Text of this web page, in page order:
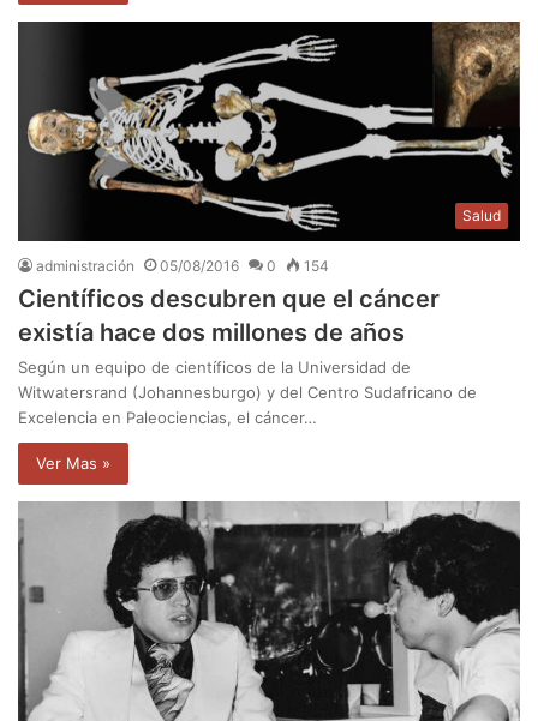
Salud
administración 05/08/2016 0 154
Científicos descubren que el cáncer
existía hace dos millones de años
Según un equipo de científicos de la Universidad de
Witwatersrand (Johannesburgo) y del Centro Sudafricano de
Excelencia en Paleociencias, el cáncer…
Ver Mas »